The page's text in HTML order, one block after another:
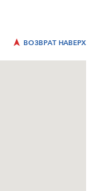
ВОЗВРАТ НАВЕРХ